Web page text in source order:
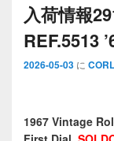
入荷情報
REF.5513
2026-05-03 に
1967 Vintage